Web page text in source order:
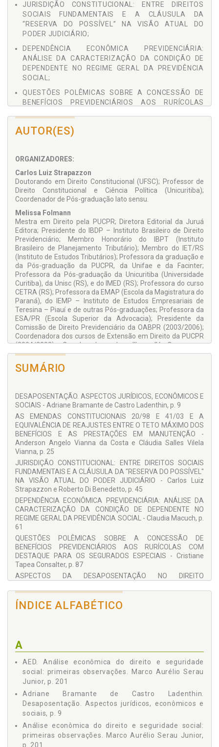
JURISDIÇÃO CONSTITUCIONAL: ENTRE DIREITOS
SOCIAIS FUNDAMENTAIS E A CLÁUSULA DA
“RESERVA DO POSSÍVEL” NA VISÃO ATUAL DO
PODER JUDICIÁRIO;
DEPENDÊNCIA ECONÔMICA PREVIDENCIÁRIA:
ANÁLISE DA CARACTERIZAÇÃO DA CONDIÇÃO DE
DEPENDENTE NO REGIME GERAL DA PREVIDÊNCIA
SOCIAL;
QUESTÕES POLÊMICAS SOBRE A CONCESSÃO DE
BENEFÍCIOS PREVIDENCIÁRIOS AOS RURÍCOLAS
ASPECTOS DA DESAPOSENTAÇÃO NO DIREITO
PREVIDENCIÁRIO BRASILEIRO;
ATIVIDADE RURAL POSTERIOR A NOVEMBRO DE
1991;
APOSENTADORIA ESPECIAL;
APOSENTADORIA POR IDADE: UM BENEFÍCIO À
DERIVA DAS LEIS, DA JURISPRUDÊNCIA E DOS
ENTENDIMENTOS ADMINISTRATIVOS, NEM SEMPRE
CONSENTÂNEOS;
O DIRETO FUNDAMENTAL À ISONOMIA ENTRE
PARTICIPANTES ATIVOS E INATIVOS DAS
FUNDAÇÕES DE PREVIDÊNCIA COMPLEMENTAR
FECHADA: O CASO DOS APOSENTADOS E
PENSIONISTAS DA FUNDAÇÃO DE ASSISTÊNCIA E
PREVIDÊNCIA SOCIAL DO BNDES – FAPES;
ANÁLISE ECONÔMICA DO DIREITO E SEGURIDADE
SOCIAL: PRIMEIRAS OBSERVAÇÕES;
AS EMENDAS 41 E 47 E OS CRITÉRIOS PARA
REVISÃO DOS BENEFÍCIOS PREVIDENCIÁRIOS;
TRAJETÓRIA HISTÓRICA DA APOSENTADORIA
ESPECIAL NO ORDENAMENTO JURÍDICO BRASILEIRO;
SERVIDOR PÚBLICO.
AUTOR(ES)
ORGANIZADORES:
Carlos Luiz Strapazzon
Doutorando em Direito Constitucional (UFSC); Professor de
Direito Constitucional e Ciência Política (Unicuritiba);
Coordenador de Pós-graduação lato sensu.
Melissa Folmann
Mestra em Direito pela PUCPR; Diretora Editorial da Juruá
Editora; Presidente do IBDP – Instituto Brasileiro de Direito
Previdenciário; Membro Honorário do IBPT (Instituto
Brasileiro de Planejamento Tributário); Membro do IET/RS
(Instituto de Estudos Tributários); Professora da graduação e
da Pós-graduação da PUCPR, da Unifae e da Facinter;
Professora da Pós-graduação da Unicuritiba (Universidade
Curitiba), da Unisc (RS), e do IMED (RS); Professora do curso
CETRA (RS); Professora da EMAP (Escola da Magistratura do
Paraná), do IEMP – Instituto de Estudos Empresariais de
Teresina – Piauí e de outras Pós-graduações; Professora da
ESA/PR (Escola Superior da Advocacia); Presidente da
Comissão de Direito Previdenciário da OABPR (2003/2006);
Coordenadora dos cursos de Extensão em Direito da PUCPR
(2004/2008); Coordenadora dos III e IV Congressos
Brasileiros de Direito Previdenciário e do I Congresso de
Direito Previdenciário do Mercosul; Palestrante dos cursos da
LEX Editora; Professora do Preparatório para Exame de
Roberto Di Benedeto
Doutorando em Sociologia do Direito (IUPERJ); Mestre em
Direito (UFPR); Professor de Teoria Geral do Direito
(Unicuritiba); Coordenador da Faculdade de Direito de
Curitiba (Unicuritiba).
COLABORADORES:
Adriane Bramante de Castro Ladenthin
Anderson Angelo Vianna da Costa
Carlos Luiz Strapazzon
Claudia Macuch
Cláudia Salles Vilela Vianna
Cristiane Tapea Consalter
Fernando Martinic Sá
Jane Lucia Wilhelm Berwanger
Luciana Caroline Dias Reisdorfer
Malcon Robert Lima Gomes
Manoel Messias Peixinho
Márcio Humberto Gheller
Marco Aurélio Serau Junior
Mauro Ribeiro Borges
Suzani Andrade Ferraro
SUMÁRIO
DESAPOSENTAÇÃO. ASPECTOS JURÍDICOS, ECONÔMICOS E
SOCIAIS - Adriane Bramante de Castro Ladenthin, p. 9
AS EMENDAS CONSTITUCIONAIS 20/98 E 41/03 E A
EQUIVALÊNCIA DE REAJUSTES ENTRE O TETO MÁXIMO DOS
BENEFÍCIOS E AS PRESTAÇÕES EM MANUTENÇÃO -
Anderson Angelo Vianna da Costa e Cláudia Salles Vilela
Vianna, p. 25
JURISDIÇÃO CONSTITUCIONAL: ENTRE DIREITOS SOCIAIS
FUNDAMENTAIS E A CLÁUSULA DA "RESERVA DO POSSÍVEL"
NA VISÃO ATUAL DO PODER JUDICIÁRIO - Carlos Luiz
Strapazzon e Roberto Di Benedetto, p. 45
DEPENDÊNCIA ECONÔMICA PREVIDENCIÁRIA: ANÁLISE DA
CARACTERIZAÇÃO DA CONDIÇÃO DE DEPENDENTE NO
REGIME GERAL DA PREVIDÊNCIA SOCIAL - Claudia Macuch, p.
61
QUESTÕES POLÊMICAS SOBRE A CONCESSÃO DE
BENEFÍCIOS PREVIDENCIÁRIOS AOS RURÍCOLAS COM
DESTAQUE PARA OS SEGURADOS ESPECIAIS - Cristiane
Tapea Consalter, p. 87
ASPECTOS DA DESAPOSENTAÇÃO NO DIREITO
RURAL POSTERIOR A NOVEMBRO DE 1991 - Jane Lucia
APOSENTADORIA POR IDADE: UM BENEFÍCIO À DERIVA DAS
LEIS, DA JURISPRUDÊNCIA E DOS ENTENDIMENTOS
ADMINISTRATIVOS, NEM SEMPRE CONSENTÂNEOS - Malcon
Robert Lima Gomes, p. 165
O DIRETO FUNDAMENTAL À ISONOMIA ENTRE
PARTICIPANTES ATIVOS E INATIVOS DAS FUNDAÇÕES DE
PREVIDÊNCIA COMPLEMENTAR FECHADA: O CASO DOS
APOSENTADOS E PENSIONISTAS DA FUNDAÇÃO DE
ASSISTÊNCIA E PREVIDÊNCIA SOCIAL DO BNDES - FAPES -
Manoel Messias Peixinho e Suzani Andrade Ferraro, p. 185
ANÁLISE ECONÔMICA DO DIREITO E SEGURIDADE SOCIAL:
ÍNDICE ALFABÉTICO
A
AED. Análise econômica do direito e seguridade
social: primeiras observações. Marco Aurélio Serau
Junior, p. 201
Adriane Bramante de Castro Ladenthin.
Desaposentação. Aspectos jurídicos, econômicos e
sociais, p. 9
Análise econômica do direito e seguridade social:
primeiras observações. Marco Aurélio Serau Junior,
p. 201